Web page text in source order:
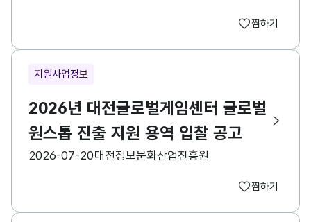
찜하기
지원사업정보
2026년 대전글로벌게임센터 글로벌
원스톱 진출 지원 용역 입찰 공고
등록일
2026-07-20수집기관대전정보문화산업진흥원
찜하기